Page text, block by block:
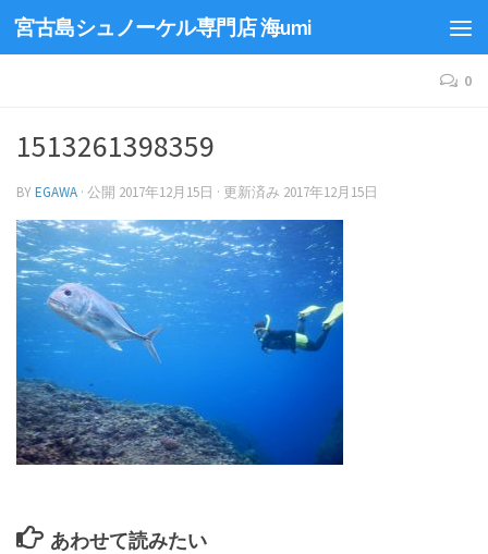
宮古島シュノーケル専門店 海umi
0
1513261398359
BYEGAWA · 公開 2017年12月15日 · 更新済み 2017年12月15日
あわせて読みたい